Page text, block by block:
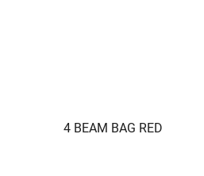
4 BEAM BAG RED